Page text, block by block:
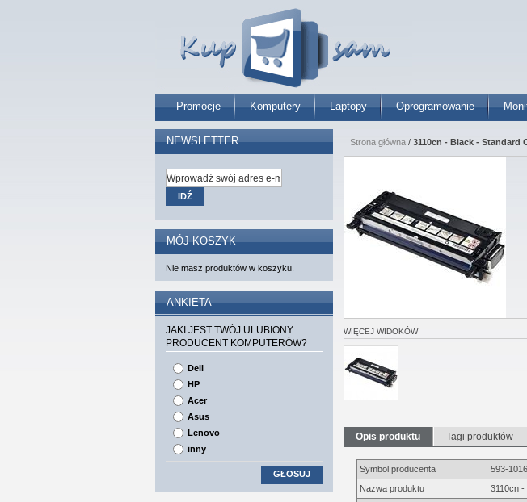
Promocje Komputery Laptopy Oprogramowanie
Strona główna / 3110cn - Black - Standard
WIĘCEJ WIDOKÓW
Opis produktu Tagi produktów
Symbol producenta
593-
Nazwa produktu
3110cn -
NEWSLETTER
IDŹ
MÓJ KOSZYK
Nie masz produktów w koszyku.
ANKIETA
JAKI JEST TWÓJ ULUBIONY
PRODUCENT KOMPUTERÓW?
Dell
HP
Acer
Asus
Lenovo
inny
GŁOSUJ